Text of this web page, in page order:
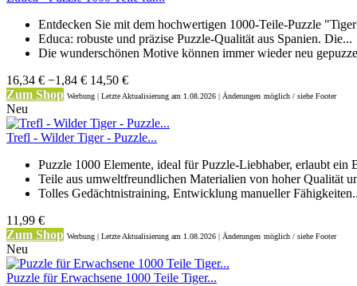
Entdecken Sie mit dem hochwertigen 1000-Teile-Puzzle
Educa: robuste und präzise Puzzle-Qualität aus Spanien. Die...
Die wunderschönen Motive können immer wieder neu
16,34 € −1,84 € 14,50 €
Zum Shop Werbung | Letzte Aktualisierung am 1.08.2026 | Änderungen möglich / siehe Footer
Neu
Trefl - Wilder Tiger - Puzzle...
Puzzle 1000 Elemente, ideal für Puzzle-Liebhaber, erlaubt ein
Teile aus umweltfreundlichen Materialien von hoher Qualität
Tolles Gedächtnistraining, Entwicklung manueller
11,99 €
Zum Shop Werbung | Letzte Aktualisierung am 1.08.2026 | Änderungen möglich / siehe Footer
Neu
Puzzle für Erwachsene 1000 Teile Tiger...